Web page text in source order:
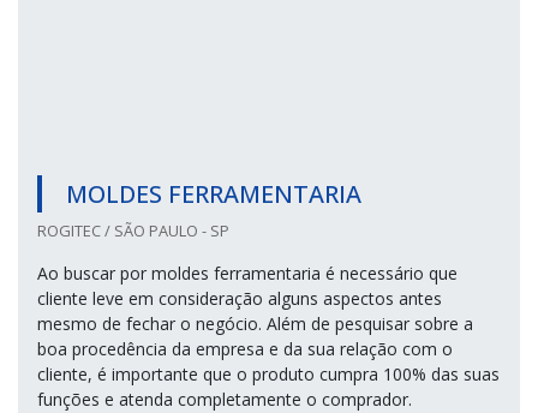
MOLDES FERRAMENTARIA
ROGITEC / SÃO PAULO - SP
Ao buscar por moldes ferramentaria é necessário que
cliente leve em consideração alguns aspectos antes
mesmo de fechar o negócio. Além de pesquisar sobre a
boa procedência da empresa e da sua relação com o
cliente, é importante que o produto cumpra 100% das suas
funções e atenda completamente o comprador.